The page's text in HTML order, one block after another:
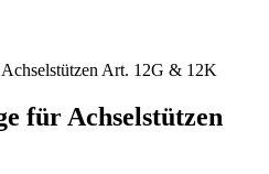
Art. 12G & 12K
für Achselstützen